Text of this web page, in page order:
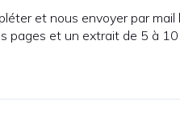
et nous envoyer par
pages et un extrait de 5 à